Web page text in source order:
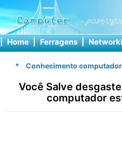
| Home | Ferragens |
* Conhecimento computador
Você Salve
computador